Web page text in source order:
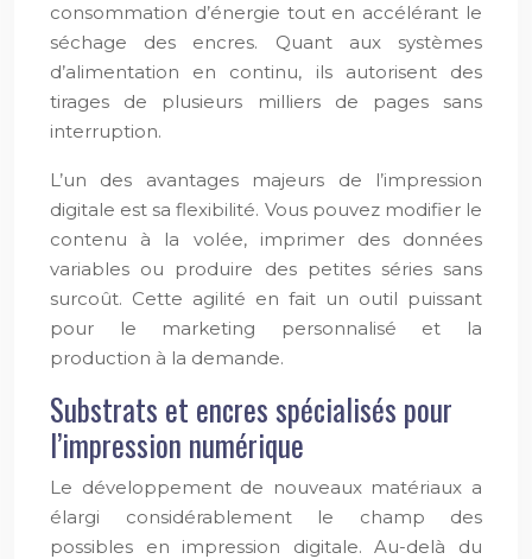
consommation d’énergie tout en accélérant le
séchage des encres. Quant aux systèmes
d’alimentation en continu, ils autorisent des
tirages de plusieurs milliers de pages sans
interruption.
L’un des avantages majeurs de l’impression
digitale est sa flexibilité. Vous pouvez modifier le
contenu à la volée, imprimer des données
variables ou produire des petites séries sans
surcoût. Cette agilité en fait un outil puissant
pour le marketing personnalisé et la
production à la demande.
Substrats et encres spécialisés pour
l’impression numérique
Le développement de nouveaux matériaux a
élargi considérablement le champ des
possibles en impression digitale. Au-delà du